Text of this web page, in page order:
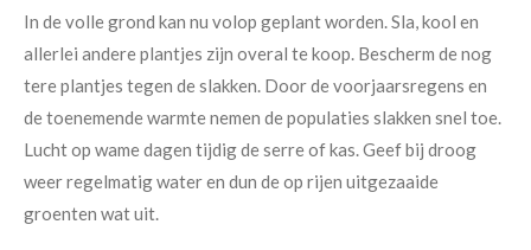
In de volle grond kan nu volop geplant worden. Sla, kool en
allerlei andere plantjes zijn overal te koop. Bescherm de nog
tere plantjes tegen de slakken. Door de voorjaarsregens en
de toenemende warmte nemen de populaties slakken snel toe.
Lucht op wame dagen tijdig de serre of kas. Geef bij droog
weer regelmatig water en dun de op rijen uitgezaaide
groenten wat uit.